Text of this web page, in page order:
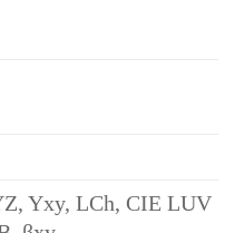
Yxy, LCh, CIE LUV